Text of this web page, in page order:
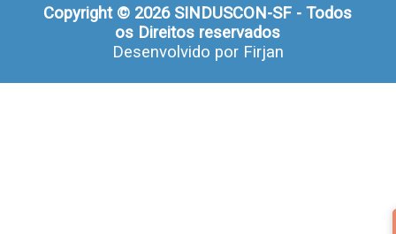
Copyright © 2026 SINDUSCON-SF - Todos
os Direitos reservados
Desenvolvido por Firjan